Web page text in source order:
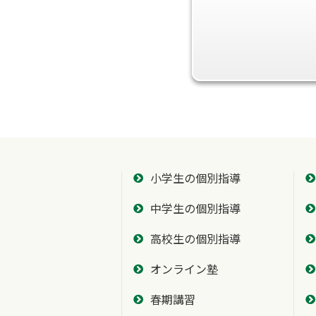
小学生の個別指導
中学生の個別指導
高校生の個別指導
オンライン塾
春期講習